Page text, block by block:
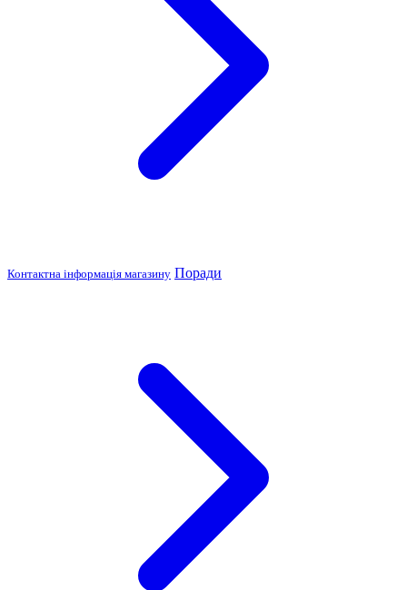
Контактна інформація магазину Поради